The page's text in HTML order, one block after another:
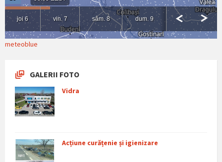
meteoblue
GALERII FOTO
Vidra
Acțiune curățenie și igienizare